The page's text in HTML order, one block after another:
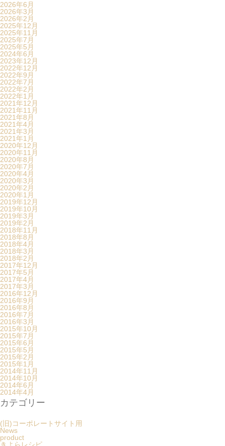
2026年6月
2026年3月
2026年2月
2025年12月
2025年11月
2025年7月
2025年5月
2024年6月
2023年12月
2022年12月
2022年9月
2022年7月
2022年2月
2022年1月
2021年12月
2021年11月
2021年8月
2021年4月
2021年3月
2021年1月
2020年12月
2020年11月
2020年8月
2020年7月
2020年4月
2020年3月
2020年2月
2020年1月
2019年12月
2019年10月
2019年3月
2019年2月
2018年11月
2018年8月
2018年4月
2018年3月
2018年2月
2017年12月
2017年5月
2017年4月
2017年3月
2016年12月
2016年9月
2016年8月
2016年7月
2016年3月
2015年10月
2015年7月
2015年6月
2015年5月
2015年2月
2015年1月
2014年11月
2014年10月
2014年6月
2014年4月
カテゴリー
(旧)コーポレートサイト用
News
product